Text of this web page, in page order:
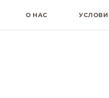
О НАС